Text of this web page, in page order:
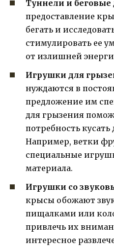
Туннели и
предоставление
бегать и
стимулировать ее
от излишней
Игрушки для
нуждаются в
предложение им
для грызения
потребность
Например, ветки
специальные
материала.
Игрушки со
крысы обожают
пищалками или
привлечь их
интересное